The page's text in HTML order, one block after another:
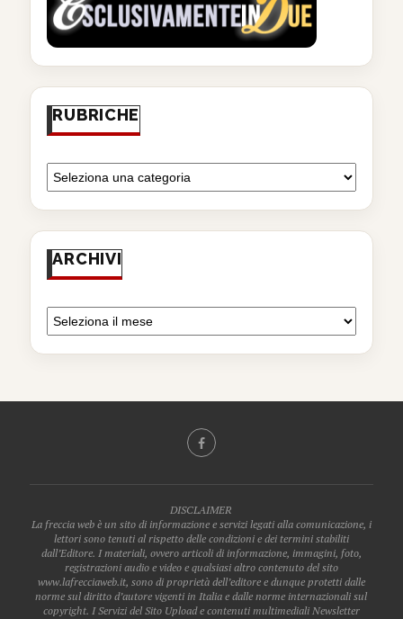
RUBRICHE
ARCHIVI
DISCLAIMER
La freccia web è un sito di informazione e servizi legati alla comunicazione, i
lettori sono tenuti al rispetto delle condizioni e dei termini stabiliti
dall’Editore. I materiali, ovvero articoli di informazione, immagini, foto,
registrazioni audio e video e qualsiasi altro contenuto del sito
www.lafrecciaweb.it, sono di proprietà dell’editore e dunque protetti dalle
norme sul diritto d’autore vigenti in Italia e dalle norme internazionali sul
copyright. I Servizi del Sito Upload e contenuti multimediali Newsletter